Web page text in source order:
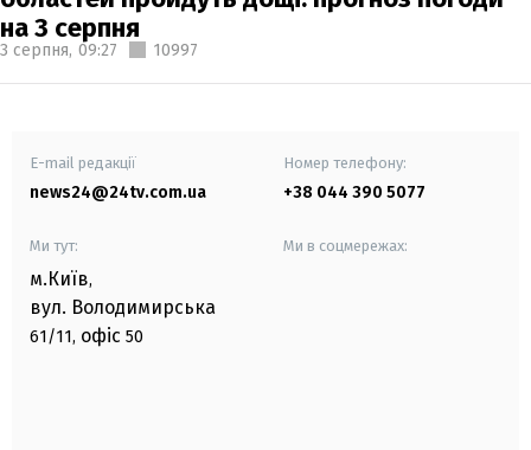
на 3 серпня
3 серпня, 09:27 10997
E-mail редакції
news24@24tv.com.ua
Номер телефону:
+38 044 390 5077
Ми тут:
м.Київ,
вул. Володимирська
61/11, офіс 50
Ми в соцмережах: